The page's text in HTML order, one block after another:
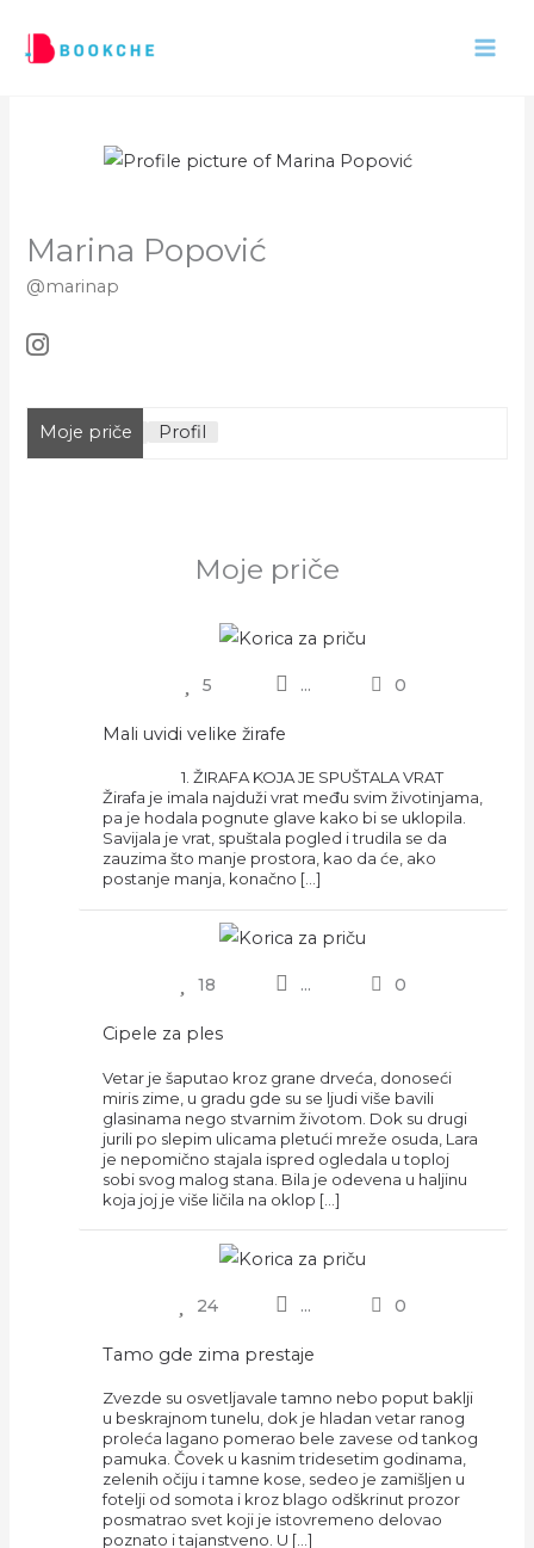
Marina Popović
@marinap
Moje priče Profil
Moje priče
5 ... 0
Mali uvidi velike žirafe
1. ŽIRAFA KOJA JE SPUŠTALA VRAT
Žirafa je imala najduži vrat među svim životinjama,
pa je hodala pognute glave kako bi se uklopila.
Savijala je vrat, spuštala pogled i trudila se da
zauzima što manje prostora, kao da će, ako
postanje manja, konačno […]
18 ... 0
Cipele za ples
Vetar je šaputao kroz grane drveća, donoseći
miris zime, u gradu gde su se ljudi više bavili
glasinama nego stvarnim životom. Dok su drugi
jurili po slepim ulicama pletući mreže osuda, Lara
je nepomično stajala ispred ogledala u toploj
sobi svog malog stana. Bila je odevena u haljinu
koja joj je više ličila na oklop […]
24 ... 0
Tamo gde zima prestaje
Zvezde su osvetljavale tamno nebo poput baklji
u beskrajnom tunelu, dok je hladan vetar ranog
proleća lagano pomerao bele zavese od tankog
pamuka. Čovek u kasnim tridesetim godinama,
zelenih očiju i tamne kose, sedeo je zamišljen u
fotelji od somota i kroz blago odškrinut prozor
posmatrao svet koji je istovremeno delovao
poznato i tajanstveno. U […]